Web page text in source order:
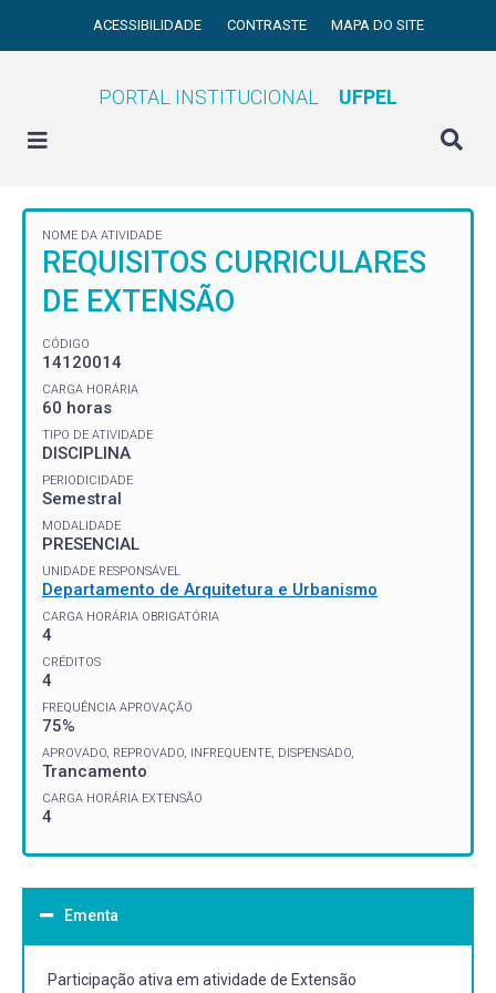
ACESSIBILIDADE CONTRASTE MAPA DO SITE
PORTAL INSTITUCIONAL UFPEL
NOME DA ATIVIDADE
REQUISITOS CURRICULARES
DE EXTENSÃO
CÓDIGO
14120014
CARGA HORÁRIA
60 horas
TIPO DE ATIVIDADE
DISCIPLINA
PERIODICIDADE
Semestral
MODALIDADE
PRESENCIAL
UNIDADE RESPONSÁVEL
Departamento de Arquitetura e Urbanismo
CARGA HORÁRIA OBRIGATÓRIA
4
CRÉDITOS
4
FREQUÊNCIA APROVAÇÃO
75%
APROVADO, REPROVADO, INFREQUENTE, DISPENSADO,
Trancamento
CARGA HORÁRIA EXTENSÃO
4
Ementa
Participação ativa em atividade de Extensão